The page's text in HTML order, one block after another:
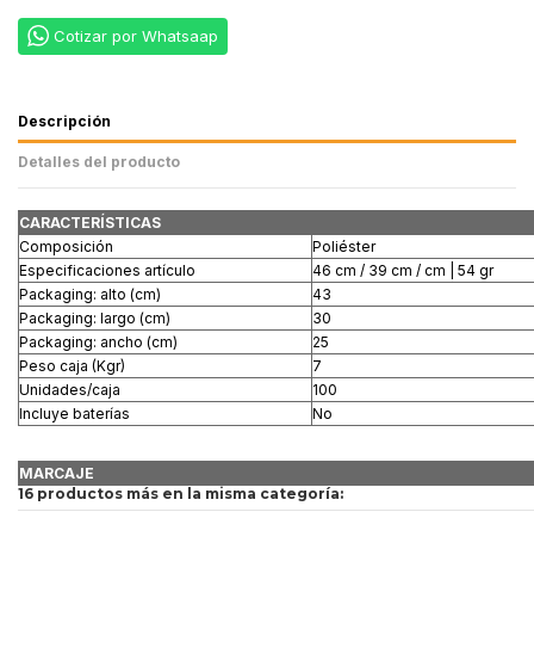
Cotizar por Whatsaap
Descripción
Detalles del producto
CARACTERÍSTICAS
Composición
Poliéster
Especificaciones artículo
46 cm / 39 cm / cm | 54 gr
Packaging: alto (cm)
43
Packaging: largo (cm)
30
Packaging: ancho (cm)
25
Peso caja (Kgr)
7
Unidades/caja
100
Incluye baterías
No
MARCAJE
16 productos más en la misma categoría: